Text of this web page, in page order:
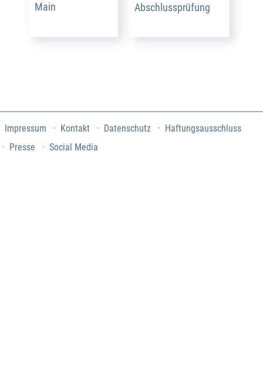
Main
Abschlussprüfung
Impressum Kontakt Datenschutz
Haftungsausschluss
Presse
Social Media